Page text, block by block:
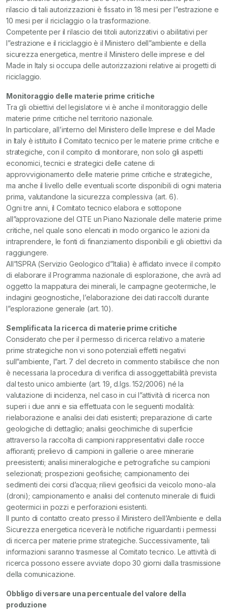
rilascio di tali autorizzazioni è fissato in 18 mesi per l”estrazione e
10 mesi per il riciclaggio o la trasformazione.
Competente per il rilascio dei titoli autorizzativi o abilitativi per
l”estrazione e il riciclaggio è il Ministero dell”ambiente e della
sicurezza energetica, mentre il Ministero delle imprese e del
Made in Italy si occupa delle autorizzazioni relative ai progetti di
riciclaggio.
Monitoraggio delle materie prime critiche
Tra gli obiettivi del legislatore vi è anche il monitoraggio delle
materie prime critiche nel territorio nazionale.
In particolare, all’interno del Ministero delle Imprese e del Made
in Italy è istituito il Comitato tecnico per le materie prime critiche e
strategiche, con il compito di monitorare, non solo gli aspetti
economici, tecnici e strategici delle catene di
approvvigionamento delle materie prime critiche e strategiche,
ma anche il livello delle eventuali scorte disponibili di ogni materia
prima, valutandone la sicurezza complessiva (art. 6).
Ogni tre anni, il Comitato tecnico elabora e sottopone
all”approvazione del CITE un Piano Nazionale delle materie prime
critiche, nel quale sono elencati in modo organico le azioni da
intraprendere, le fonti di finanziamento disponibili e gli obiettivi da
raggiungere.
All”ISPRA (Servizio Geologico d”Italia) è affidato invece il compito
di elaborare il Programma nazionale di esplorazione, che avrà ad
oggetto la mappatura dei minerali, le campagne geotermiche, le
indagini geognostiche, l’elaborazione dei dati raccolti durante
l”esplorazione generale (art. 10).
Semplificata la ricerca di materie prime critiche
Considerato che per il permesso di ricerca relativo a materie
prime strategiche non vi sono potenziali effetti negativi
sull”ambiente, l”art. 7 del decreto in commento stabilisce che non
è necessaria la procedura di verifica di assoggettabilità prevista
dal testo unico ambiente (art. 19, d.lgs. 152/2006) né la
valutazione di incidenza, nel caso in cui l”attività di ricerca non
superi i due anni e sia effettuata con le seguenti modalità:
rielaborazione e analisi dei dati esistenti; preparazione di carte
geologiche di dettaglio; analisi geochimiche di superficie
attraverso la raccolta di campioni rappresentativi dalle rocce
affioranti; prelievo di campioni in gallerie o aree minerarie
preesistenti; analisi mineralogiche e petrografiche su campioni
selezionati; prospezioni geofisiche; campionamento dei
sedimenti dei corsi d’acqua; rilievi geofisici da veicolo mono-ala
(droni); campionamento e analisi del contenuto minerale di fluidi
geotermici in pozzi e perforazioni esistenti.
Il punto di contatto creato presso il Ministero dell’Ambiente e della
Sicurezza energetica riceverà le notifiche riguardanti i permessi
di ricerca per materie prime strategiche. Successivamente, tali
informazioni saranno trasmesse al Comitato tecnico. Le attività di
ricerca possono essere avviate dopo 30 giorni dalla trasmissione
della comunicazione.
Obbligo di versare una percentuale del valore della
produzione